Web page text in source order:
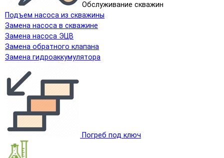
Обслуживание скважин
Подъем насоса из скважины
Замена насоса в скважине
Замена насоса ЭЦВ
Замена обратного клапана
Замена гидроаккумулятора
Погреб под ключ